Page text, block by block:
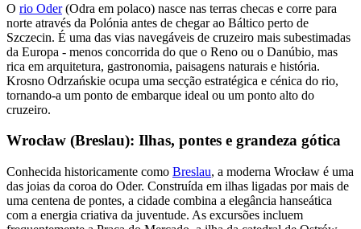
O rio Oder(Odra em polaco) nasce nas terras checas e corre para
norte através da Polónia antes de chegar ao Báltico perto de
Szczecin. É uma das vias navegáveis de cruzeiro mais subestimadas
da Europa - menos concorrida do que o Reno ou o Danúbio, mas
rica em arquitetura, gastronomia, paisagens naturais e história.
Krosno Odrzańskie ocupa uma secção estratégica e cénica do rio,
tornando-a um ponto de embarque ideal ou um ponto alto do
cruzeiro.
Wrocław (Breslau): Ilhas, pontes e grandeza gótica
Conhecida historicamente como Breslau, a moderna Wrocław é uma
das joias da coroa do Oder. Construída em ilhas ligadas por mais de
uma centena de pontes, a cidade combina a elegância hanseática
com a energia criativa da juventude. As excursões incluem